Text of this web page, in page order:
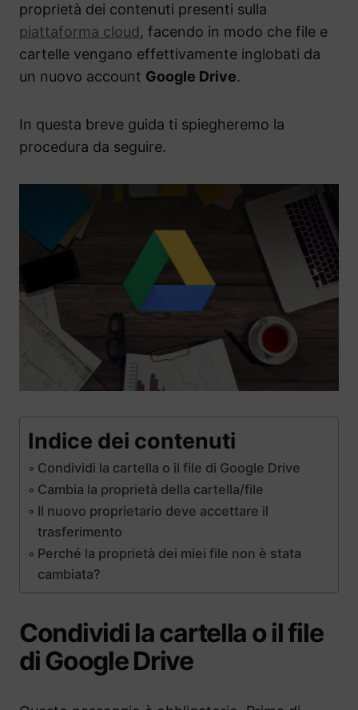
proprietà dei contenuti presenti sulla
piattaforma cloud, facendo in modo che file e
cartelle vengano effettivamente inglobati da
un nuovo account Google Drive.
In questa breve guida ti spiegheremo la
procedura da seguire.
Indice dei contenuti
Condividi la cartella o il file di Google Drive
Cambia la proprietà della cartella/file
Il nuovo proprietario deve accettare il
trasferimento
Perché la proprietà dei miei file non è stata
cambiata?
Condividi la cartella o il file
di Google Drive